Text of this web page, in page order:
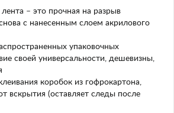
– это прочная на разрыв
с нанесенным слоем акрилового
упаковочных
своей универсальности, дешевизны,
коробок из гофрокартона,
вскрытия (оставляет следы после